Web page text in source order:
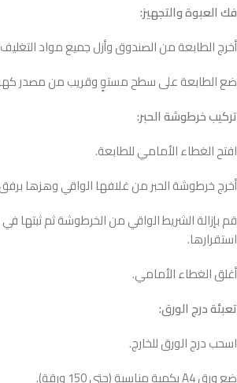
فك العبوة والتجهيز:
أخرج الطابعة من الصندوق وأزل جميع مواد
ضع الطابعة على سطح مستوٍ وقريب من مصدر
تركيب خرطوشة الحبر:
افتح الغطاء الأمامي للطابعة.
أخرج خرطوشة الحبر من غلافها الواقي وهزها برفق
قم بإزالة الشريط الواقي من الخرطوشة ثم
استقرارها.
أغلق الغطاء الأمامي.
تعبئة درج الورق:
اسحب درج الورق للخارج.
ضع ورق A4 بكمية مناسبة (حتى 150 ورقة).